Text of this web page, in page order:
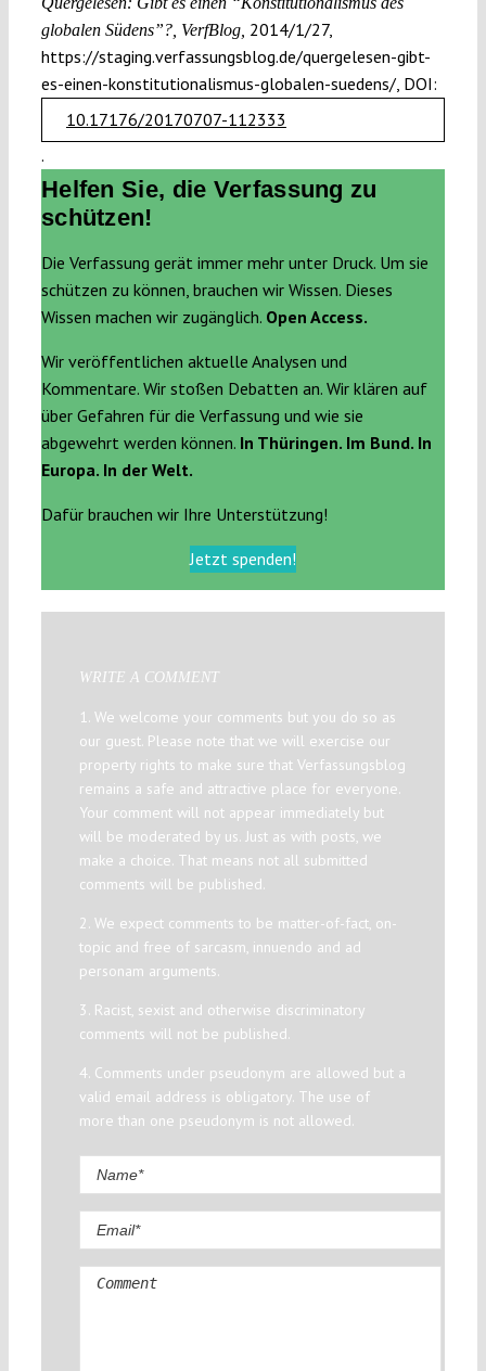
globalen Südens”?, VerfBlog, 2014/1/27,
https://staging.verfassungsblog.de/quergelesen-gibt-
es-einen-konstitutionalismus-globalen-suedens/, DOI:
10.17176/20170707-112333
.
Helfen Sie, die Verfassung zu
schützen!
Die Verfassung gerät immer mehr unter Druck. Um sie
schützen zu können, brauchen wir Wissen. Dieses
Wissen machen wir zugänglich. Open Access.
Wir veröffentlichen aktuelle Analysen und
Kommentare. Wir stoßen Debatten an. Wir klären auf
über Gefahren für die Verfassung und wie sie
abgewehrt werden können. In Thüringen. Im Bund. In
Europa. In der Welt.
Dafür brauchen wir Ihre Unterstützung!
Jetzt spenden!
WRITE A COMMENT
1. We welcome your comments but you do so as
our guest. Please note that we will exercise our
property rights to make sure that Verfassungsblog
remains a safe and attractive place for everyone.
Your comment will not appear immediately but
will be moderated by us. Just as with posts, we
make a choice. That means not all submitted
comments will be published.
2. We expect comments to be matter-of-fact, on-
topic and free of sarcasm, innuendo and ad
personam arguments.
3. Racist, sexist and otherwise discriminatory
comments will not be published.
4. Comments under pseudonym are allowed but a
valid email address is obligatory. The use of
more than one pseudonym is not allowed.
Comment